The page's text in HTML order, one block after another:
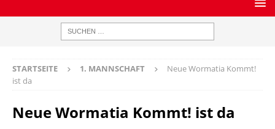
STARTSEITE 1. MANNSCHAFT
Neue Wormatia Kommt!
ist da
Neue Wormatia Kommt! ist da